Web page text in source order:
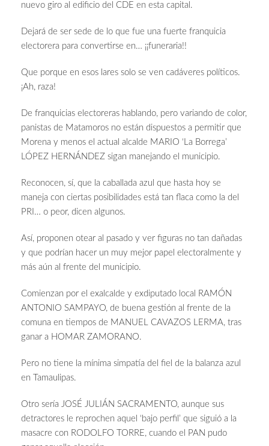
nuevo giro al edificio del CDE en esta capital.
Dejará de ser sede de lo que fue una fuerte franquicia
electorera para convertirse en… ¡¡funeraria!!
Que porque en esos lares solo se ven cadáveres políticos.
¡Ah, raza!
De franquicias electoreras hablando, pero variando de color,
panistas de Matamoros no están dispuestos a permitir que
Morena y menos el actual alcalde MARIO ‘La Borrega’
LÓPEZ HERNÁNDEZ sigan manejando el municipio.
Reconocen, sí, que la caballada azul que hasta hoy se
maneja con ciertas posibilidades está tan flaca como la del
PRI… o peor, dicen algunos.
Así, proponen otear al pasado y ver figuras no tan dañadas
y que podrían hacer un muy mejor papel electoralmente y
más aún al frente del municipio.
Comienzan por el exalcalde y exdiputado local RAMÓN
ANTONIO SAMPAYO, de buena gestión al frente de la
comuna en tiempos de MANUEL CAVAZOS LERMA, tras
ganar a HOMAR ZAMORANO.
Pero no tiene la mínima simpatía del fiel de la balanza azul
en Tamaulipas.
Otro sería JOSÉ JULIÁN SACRAMENTO, aunque sus
detractores le reprochen aquel ‘bajo perfil’ que siguió a la
masacre con RODOLFO TORRE, cuando el PAN pudo